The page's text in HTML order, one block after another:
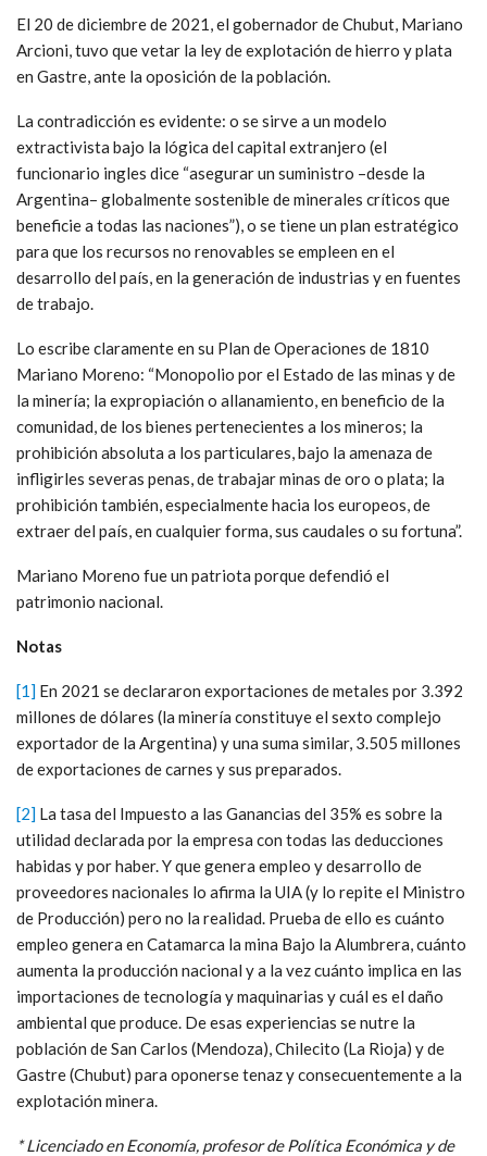
El 20 de diciembre de 2021, el gobernador de Chubut, Mariano
Arcioni, tuvo que vetar la ley de explotación de hierro y plata
en Gastre, ante la oposición de la población.
La contradicción es evidente: o se sirve a un modelo
extractivista bajo la lógica del capital extranjero (el
funcionario ingles dice “asegurar un suministro –desde la
Argentina– globalmente sostenible de minerales críticos que
beneficie a todas las naciones”), o se tiene un plan estratégico
para que los recursos no renovables se empleen en el
desarrollo del país, en la generación de industrias y en fuentes
de trabajo.
Lo escribe claramente en su Plan de Operaciones de 1810
Mariano Moreno: “Monopolio por el Estado de las minas y de
la minería; la expropiación o allanamiento, en beneficio de la
comunidad, de los bienes pertenecientes a los mineros; la
prohibición absoluta a los particulares, bajo la amenaza de
infligirles severas penas, de trabajar minas de oro o plata; la
prohibición también, especialmente hacia los europeos, de
extraer del país, en cualquier forma, sus caudales o su fortuna”.
Mariano Moreno fue un patriota porque defendió el
patrimonio nacional.
Notas
[1] En 2021 se declararon exportaciones de metales por 3.392
millones de dólares (la minería constituye el sexto complejo
exportador de la Argentina) y una suma similar, 3.505 millones
de exportaciones de carnes y sus preparados.
[2] La tasa del Impuesto a las Ganancias del 35% es sobre la
utilidad declarada por la empresa con todas las deducciones
habidas y por haber. Y que genera empleo y desarrollo de
proveedores nacionales lo afirma la UIA (y lo repite el Ministro
de Producción) pero no la realidad. Prueba de ello es cuánto
empleo genera en Catamarca la mina Bajo la Alumbrera, cuánto
aumenta la producción nacional y a la vez cuánto implica en las
importaciones de tecnología y maquinarias y cuál es el daño
ambiental que produce. De esas experiencias se nutre la
población de San Carlos (Mendoza), Chilecito (La Rioja) y de
Gastre (Chubut) para oponerse tenaz y consecuentemente a la
explotación minera.
* Licenciado en Economía, profesor de Política Económica y de